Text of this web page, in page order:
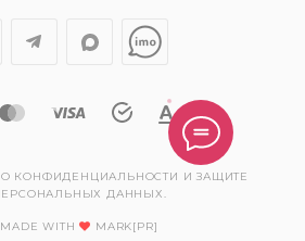
КОНФИДЕНЦИАЛЬНОСТИ И ЗАЩИТЕ
ДАННЫХ.
MADE WITH MARK[PR]